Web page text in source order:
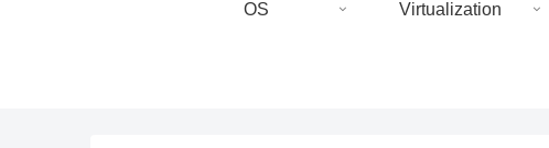
OS Virtualization